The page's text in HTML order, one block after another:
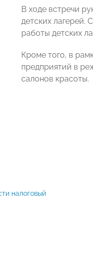
В ходе встречи
детских лагерей.
работы детских
Кроме того, в
предприятий в
салонов красоты.
налоговый